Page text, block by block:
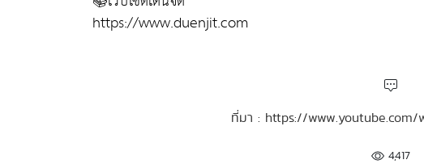
https://www.duenjit.com
ที่มา : https://www.youtube.com/
4,417